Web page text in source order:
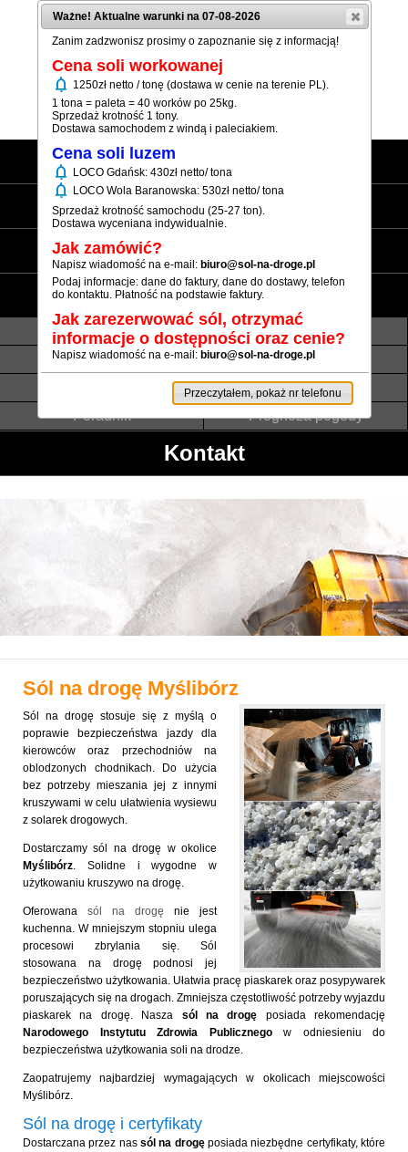
(+48) 12 333 73 21
Strona główna
Sól workowana
Sól luzem
Informacje
Transport luzem
Termin realizacji
Płatność
Atesty i referencje
Poradnik
Prognoza pogody
Kontakt
Sól na drogę Myślibórz
Sól na drogę stosuje się z myślą o
poprawie bezpieczeństwa jazdy dla
kierowców oraz przechodniów na
oblodzonych chodnikach. Do użycia
bez potrzeby mieszania jej z innymi
kruszywami w celu ułatwienia wysiewu
z solarek drogowych.
Dostarczamy sól na drogę w okolice
Myślibórz. Solidne i wygodne w
użytkowaniu kruszywo na drogę.
Oferowana sól na drogę nie jest
kuchenna. W mniejszym stopniu ulega
procesowi zbrylania się. Sól
stosowana na drogę podnosi jej
bezpieczeństwo użytkowania. Ułatwia pracę piaskarek oraz posypywarek
poruszających się na drogach. Zmniejsza częstotliwość potrzeby wyjazdu
piaskarek na drogę. Nasza sól na drogę posiada rekomendację
Narodowego Instytutu Zdrowia Publicznegow odniesieniu do
bezpieczeństwa użytkowania soli na drodze.
Zaopatrujemy najbardziej wymagających w okolicach miejscowości
Myślibórz.
Sól na drogę i certyfikaty
Dostarczana przez nas sól na drogęposiada niezbędne certyfikaty, które
Ważne! Aktualne warunki na 07-08-2026
Zanim zadzwonisz prosimy o zapoznanie się z informacją!
Cena soli workowanej
notifications 1250zł netto / tonę (dostawa w cenie na terenie PL).
1 tona = paleta = 40 worków po 25kg.
Sprzedaż krotność 1 tony.
Dostawa samochodem z windą i paleciakiem.
Cena soli luzem
notifications LOCO Gdańsk: 430zł netto/ tona
notifications LOCO Wola Baranowska: 530zł netto/ tona
Sprzedaż krotność samochodu (25-27 ton).
Dostawa wyceniana indywidualnie.
Jak zamówić?
Napisz wiadomość na e-mail: biuro@sol-na-droge.pl
Podaj informacje: dane do faktury, dane do dostawy, telefon
do kontaktu. Płatność na podstawie faktury.
Jak zarezerwować sól, otrzymać
informacje o dostępności oraz cenie?
Napisz wiadomość na e-mail: biuro@sol-na-droge.pl
Przeczytałem, pokaż nr telefonu